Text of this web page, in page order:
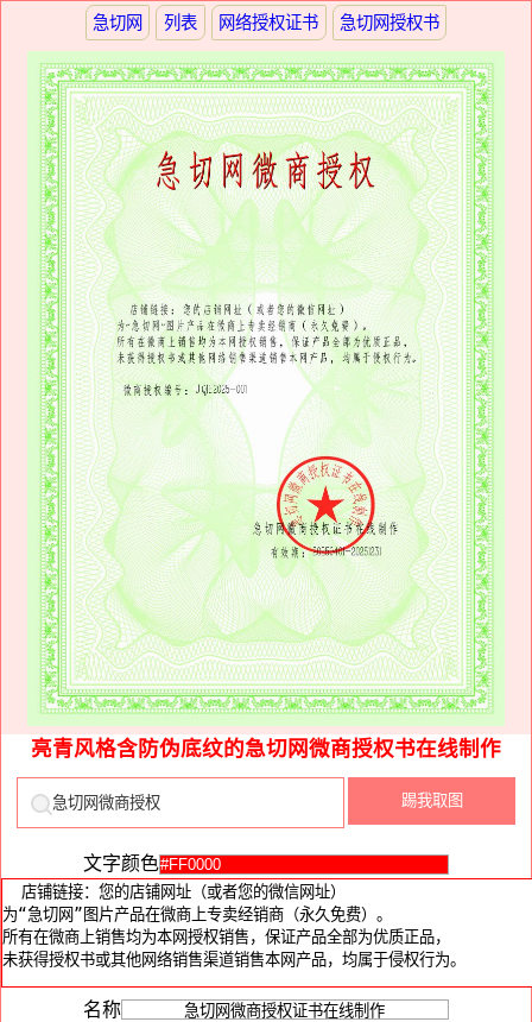
急切网 列表 网络授权证书 急切网授权书
亮青风格含防伪底纹的急切网微商授权书在线制作
文字颜色
名称